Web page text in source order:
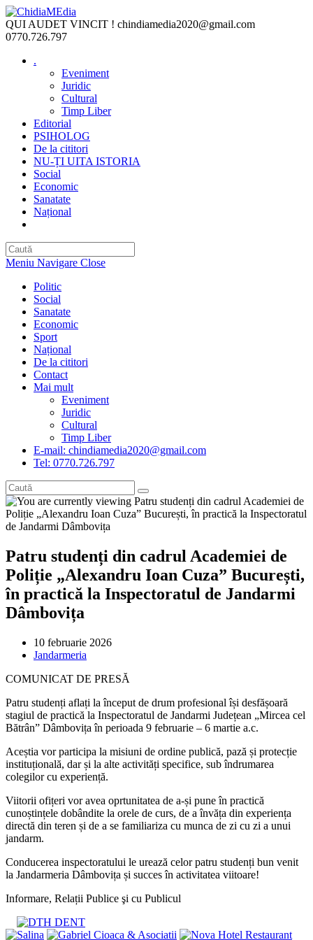
Skip
to
content
QUI AUDET VINCIT ! chindiamedia2020@gmail.com
0770.726.797
.
Eveniment
Juridic
Cultural
Timp Liber
Editorial
PSIHOLOG
De la cititori
NU-ȚI UITA ISTORIA
Social
Economic
Sanatate
Național
Meniu Navigare Close
Politic
Social
Sanatate
Economic
Sport
Național
De la cititori
Contact
Mai mult
Eveniment
Juridic
Cultural
Timp Liber
E-mail: chindiamedia2020@gmail.com
Tel: 0770.726.797
Patru studenți din cadrul Academiei de
Poliție „Alexandru Ioan Cuza” București,
în practică la Inspectoratul de Jandarmi
Dâmbovița
Post
published:
10 februarie 2026
Post
Jandarmeria
COMUNICAT DE PRESĂ
Patru studenți aflați la început de drum profesional își desfășoară
stagiul de practică la Inspectoratul de Jandarmi Județean „Mircea cel
Bătrân” Dâmbovița în perioada 9 februarie – 6 martie a.c.
Aceștia vor participa la misiuni de ordine publică, pază și protecție
instituțională, dar și la alte activități specifice, sub îndrumarea
colegilor cu experiență.
Viitorii ofițeri vor avea oprtunitatea de a-și pune în practică
cunoștințele dobândite la orele de curs, de a învăța din experiența
directă din teren și de a se familiariza cu munca de zi cu zi a unui
jandarm.
Conducerea inspectoratului le urează celor patru studenți bun venit
la Jandarmeria Dâmbovița și succes în activitatea viitoare!
Informare, Relații Publice şi cu Publicul